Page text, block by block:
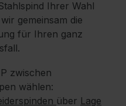
Ihrer Wahl
gemeinsam die
für Ihren ganz
zwischen
wählen:
über Lage